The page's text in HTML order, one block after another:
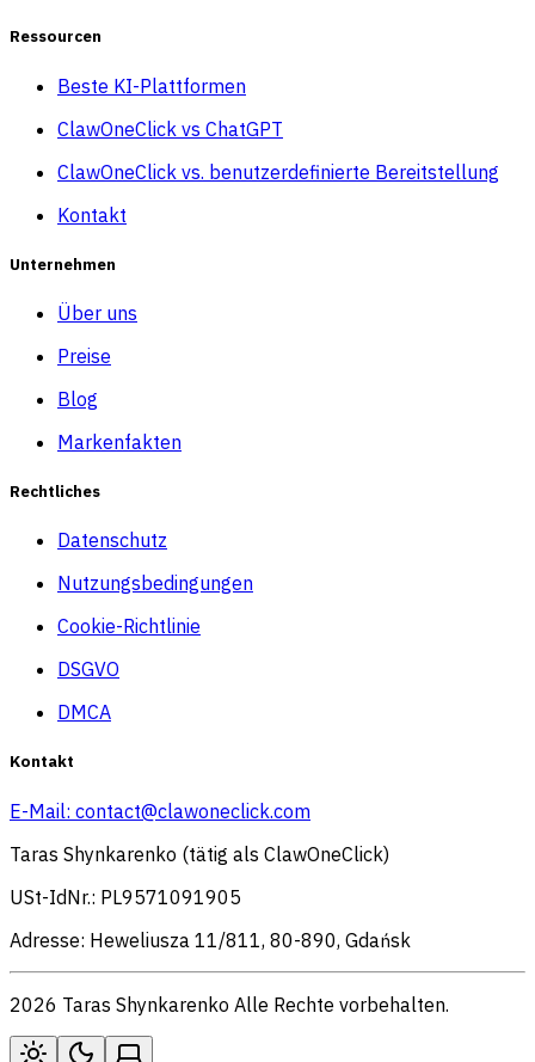
Ressourcen
Beste KI-Plattformen
ClawOneClick vs ChatGPT
ClawOneClick vs. benutzerdefinierte Bereitstellung
Kontakt
Unternehmen
Über uns
Preise
Blog
Markenfakten
Rechtliches
Datenschutz
Nutzungsbedingungen
Cookie-Richtlinie
DSGVO
DMCA
Kontakt
E-Mail: contact@clawoneclick.com
Taras Shynkarenko (tätig als ClawOneClick)
USt-IdNr.: PL9571091905
Adresse: Heweliusza 11/811, 80-890, Gdańsk
2026 Taras Shynkarenko Alle Rechte vorbehalten.